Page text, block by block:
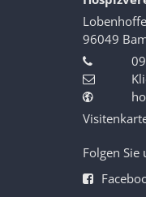
96049
Folgen Sie